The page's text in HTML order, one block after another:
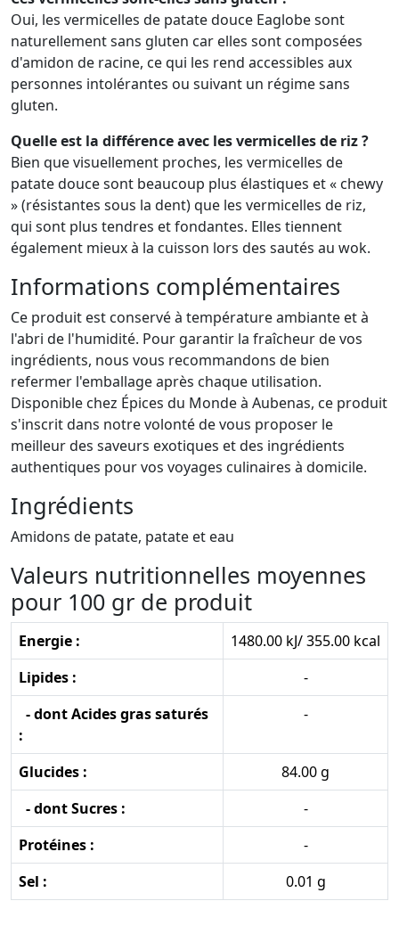
Oui, les vermicelles de patate douce Eaglobe sont
naturellement sans gluten car elles sont composées
d'amidon de racine, ce qui les rend accessibles aux
personnes intolérantes ou suivant un régime sans
gluten.
Quelle est la différence avec les vermicelles de riz ?
Bien que visuellement proches, les vermicelles de
patate douce sont beaucoup plus élastiques et « chewy
» (résistantes sous la dent) que les vermicelles de riz,
qui sont plus tendres et fondantes. Elles tiennent
également mieux à la cuisson lors des sautés au wok.
Informations complémentaires
Ce produit est conservé à température ambiante et à
l'abri de l'humidité. Pour garantir la fraîcheur de vos
ingrédients, nous vous recommandons de bien
refermer l'emballage après chaque utilisation.
Disponible chez Épices du Monde à Aubenas, ce produit
s'inscrit dans notre volonté de vous proposer le
meilleur des saveurs exotiques et des ingrédients
authentiques pour vos voyages culinaires à domicile.
Ingrédients
Amidons de patate, patate et eau
Valeurs nutritionnelles moyennes
pour 100 gr de produit
Energie :
1480.00 kJ/ 355.00 kcal
Lipides :
-
- dont Acides gras saturés
:
-
Glucides :
84.00 g
- dont Sucres :
-
Protéines :
-
Sel :
0.01 g